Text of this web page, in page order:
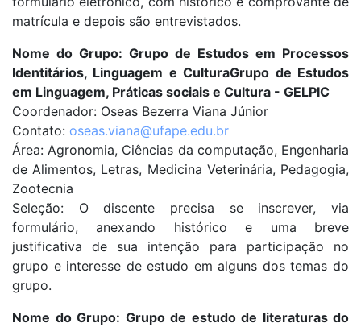
matrícula e depois são entrevistados.
Nome do Grupo: Grupo de Estudos em Processos
Identitários, Linguagem e CulturaGrupo de Estudos
em Linguagem, Práticas sociais e Cultura - GELPIC
Coordenador: Oseas Bezerra Viana Júnior
Contato: oseas.viana@ufape.edu.br
Área: Agronomia, Ciências da computação, Engenharia
de Alimentos, Letras, Medicina Veterinária, Pedagogia,
Zootecnia
Seleção: O discente precisa se inscrever, via
formulário, anexando histórico e uma breve
justificativa de sua intenção para participação no
grupo e interesse de estudo em alguns dos temas do
grupo.
Nome do Grupo: Grupo de estudo de literaturas do